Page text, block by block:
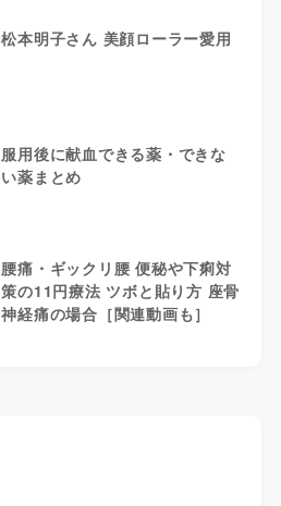
松本明子さん 美顔ローラー愛用
服用後に献血できる薬・できな
い薬まとめ
腰痛・ギックリ腰 便秘や下痢対
策の11円療法 ツボと貼り方 座骨
神経痛の場合［関連動画も］